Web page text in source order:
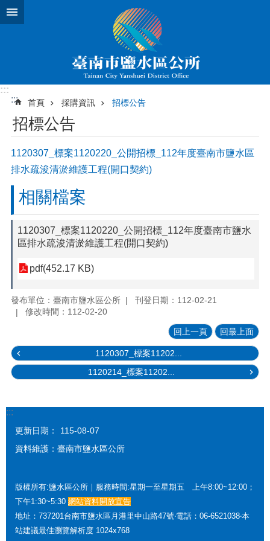
跳到主要內容區塊
:::
:::
首頁 採購資訊 招標公告
招標公告
1120307_標案1120220_公開招標_112年度臺南市鹽水區
排水疏浚清淤維護工程(開口契約)
相關檔案
1120307_標案1120220_公開招標_112年度臺南市鹽水
區排水疏浚清淤維護工程(開口契約)
pdf(452.17 KB)
發布單位：臺南市鹽水區公所
刊登日期：112-02-21
修改時間：112-02-20
回上一頁 回最上面
1120307_標案11202...
1120214_標案11202...
:::
更新日期：
115-08-07
資料維護：臺南市鹽水區公所
版權所有:鹽水區公所｜服務時間:星期一至星期五 上午8:00~12:00；
下午1:30~5:30 網站資料開放宣告
地址：737201台南市鹽水區月港里中山路47號‧電話：06-6521038‧本
站建議最佳瀏覽解析度 1024x768